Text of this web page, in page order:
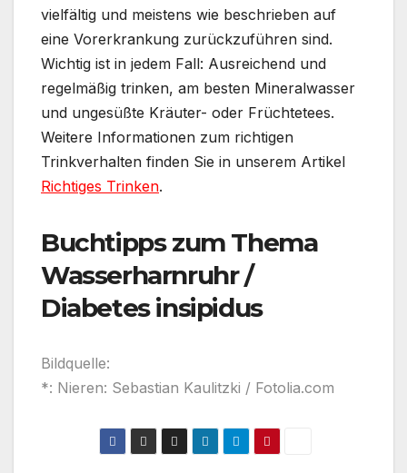
vielfältig und meistens wie beschrieben auf
eine Vorerkrankung zurückzuführen sind.
Wichtig ist in jedem Fall: Ausreichend und
regelmäßig trinken, am besten Mineralwasser
und ungesüßte Kräuter- oder Früchtetees.
Weitere Informationen zum richtigen
Trinkverhalten finden Sie in unserem Artikel
Richtiges Trinken.
Buchtipps zum Thema
Wasserharnruhr /
Diabetes insipidus
Bildquelle:
*: Nieren: Sebastian Kaulitzki / Fotolia.com